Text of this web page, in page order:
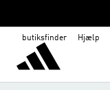
butiksfinder Hjælp